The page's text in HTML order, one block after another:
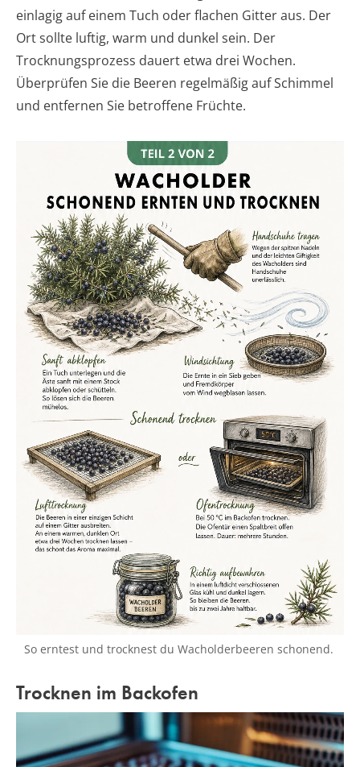
einlagig auf einem Tuch oder flachen Gitter aus. Der
Ort sollte luftig, warm und dunkel sein. Der
Trocknungsprozess dauert etwa drei Wochen.
Überprüfen Sie die Beeren regelmäßig auf Schimmel
und entfernen Sie betroffene Früchte.
So erntest und trocknest du Wacholderbeeren schonend.
Trocknen im Backofen